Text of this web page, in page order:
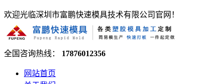
欢迎光临深圳市富鹏快速模具技术有限公司官网！
全国咨询热线： 17876012356
网站首页